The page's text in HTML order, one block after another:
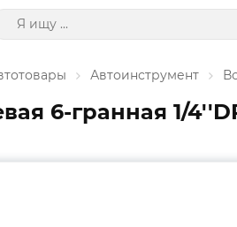
Автоинструмент
6-гранная 1/